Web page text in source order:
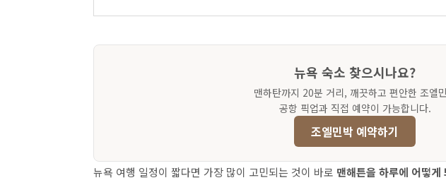
뉴욕 숙소 찾으시나요?
맨하탄까지 20분 거리, 깨끗하고 편안한 조엘
공항 픽업과 직접 예약이 가능합니다.
조엘민박 예약하기
뉴욕 여행 일정이 짧다면 가장 많이 고민되는 것이 바로 맨해튼을 하루에 어떻게